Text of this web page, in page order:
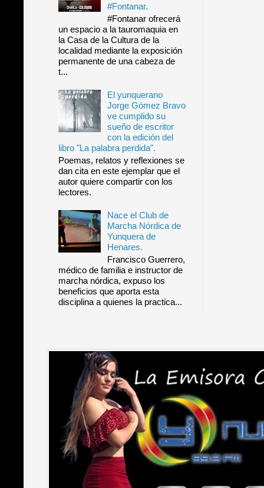
#Fontanar.
#Fontanar ofrecerá
un espacio a la tauromaquia en
la Casa de la Cultura de la
localidad mediante la exposición
permanente de una cabeza de
t...
El yunquerano
Jorge Gómez Bravo
ve cumplido su
sueño de escritor
con la edición del
libro "La palabra perdida".
Poemas, relatos y reflexiones se
dan cita en este ejemplar que el
autor quiere compartir con los
lectores.
Nace el Club de
Marcha Nórdica de
Yunquera de
Henares.
Francisco Guerrero,
médico de familia e instructor de
marcha nórdica, expuso los
beneficios que aporta esta
disciplina a quienes la practica...